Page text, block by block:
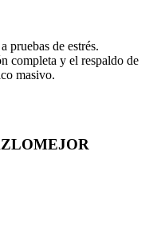
pruebas de estrés.
completa y el respaldo de
masivo.